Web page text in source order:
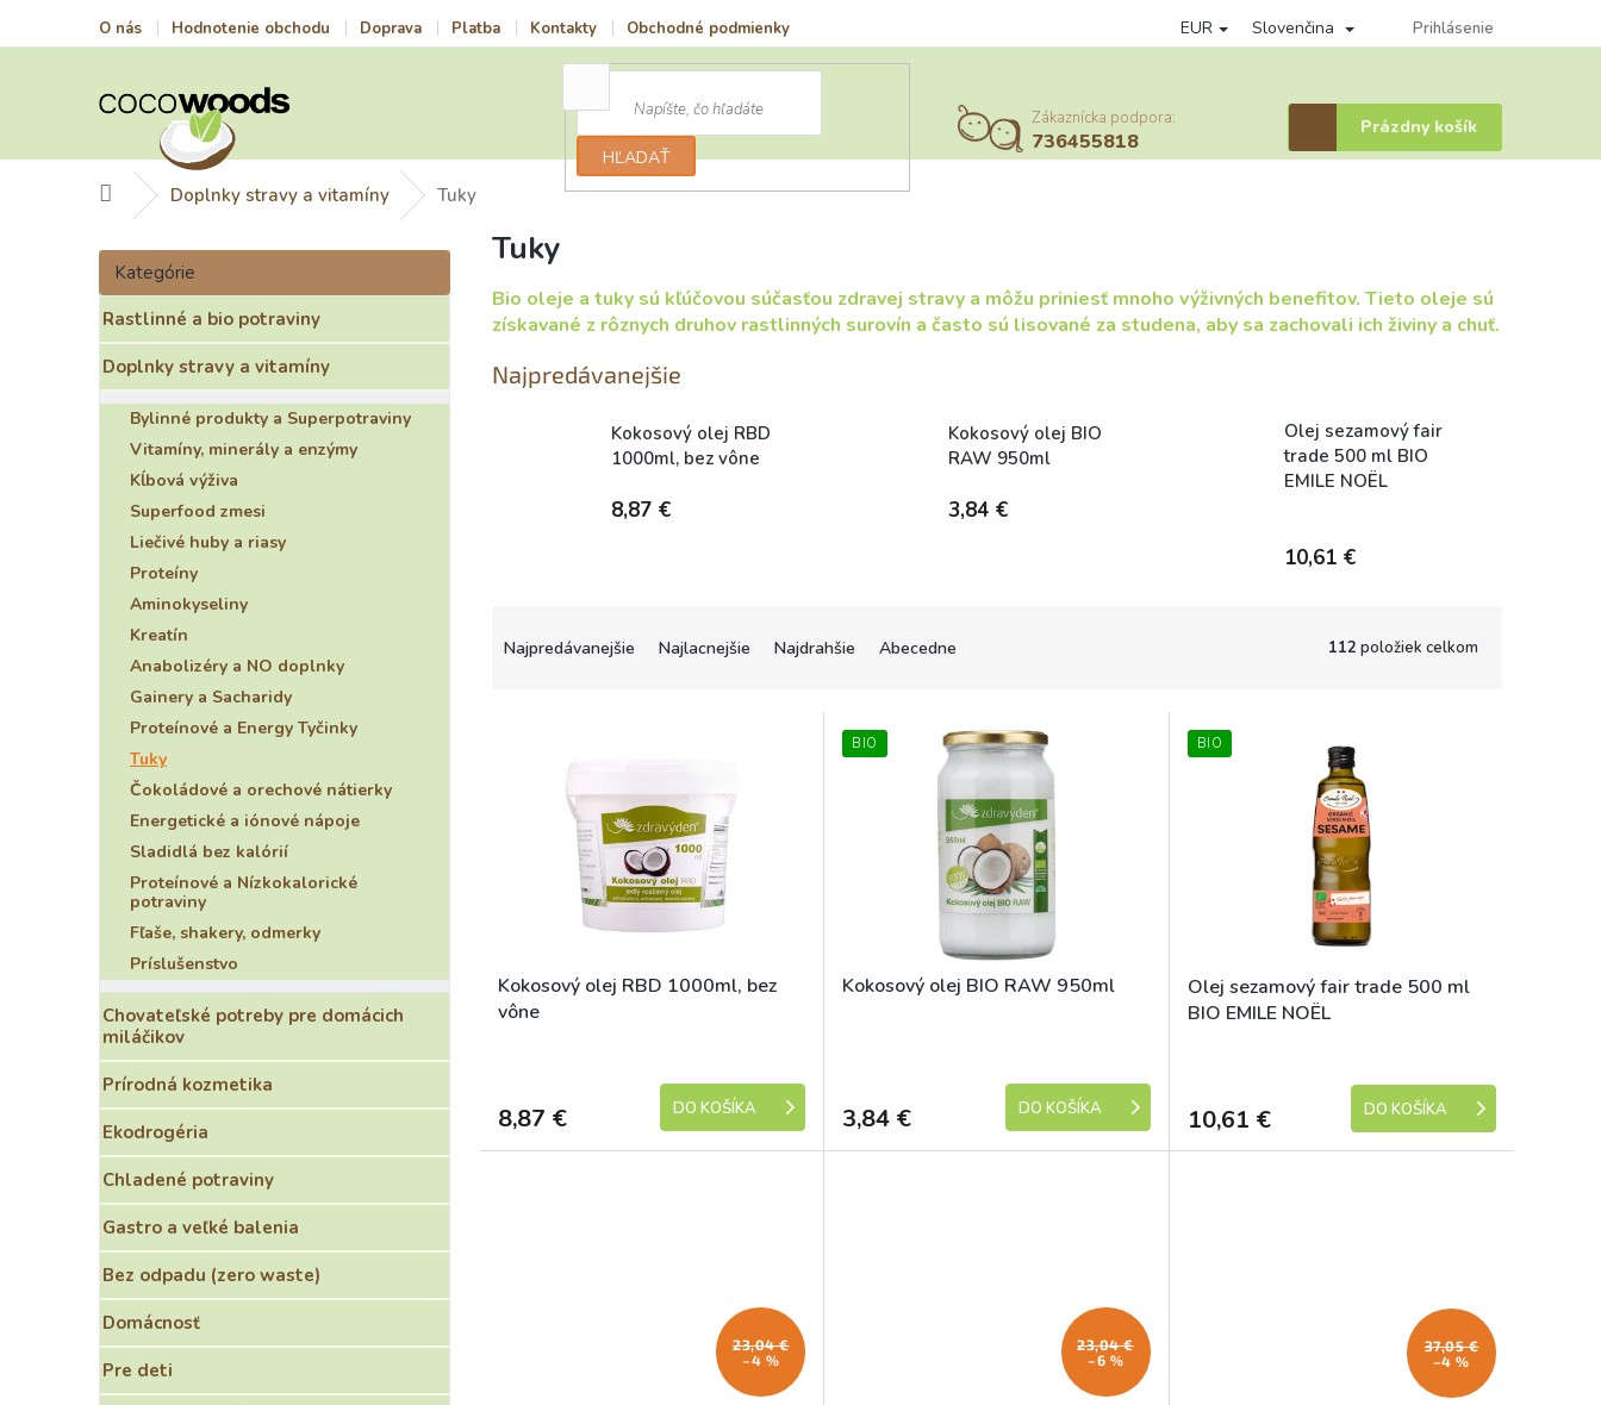
O nás Hodnotenie obchodu Doprava Platba Kontakty Obchodné podmienky Podmienky ochrany osobných údajov Vernostný program
EUR Slovenčina Prihlásenie
HĽADAŤ
Zákaznícka podpora:
736455818
Nákupný
košík
Prázdny košík
DomovDoplnky stravy a vitamíny Tuky
B
č
n
ý
p
a
Preskočiť
kategórie
Kategórie
Rastlinné a bio potraviny
Doplnky stravy a vitamíny
Bylinné produkty a Superpotraviny
Vitamíny, minerály a enzýmy
Kĺbová výživa
Superfood zmesi
Liečivé huby a riasy
Proteíny
Aminokyseliny
Kreatín
Anabolizéry a NO doplnky
Gainery a Sacharidy
Proteínové a Energy Tyčinky
Tuky
Čokoládové a orechové nátierky
Energetické a iónové nápoje
Sladidlá bez kalórií
Proteínové a Nízkokalorické
potraviny
Fľaše, shakery, odmerky
Príslušenstvo
Chovateľské potreby pre domácich
miláčikov
Prírodná kozmetika
Ekodrogéria
Chladené potraviny
Gastro a veľké balenia
Bez odpadu (zero waste)
Domácnosť
Pre deti
Tuky
Bio oleje a tuky sú kľúčovou súčasťou zdravej stravy a môžu priniesť mnoho výživných benefitov. Tieto oleje sú
získavané z rôznych druhov rastlinných surovín a často sú lisované za studena, aby sa zachovali ich živiny a chuť.
Najpredávanejšie
Kokosový olej RBD
1000ml, bez vône
8,87 €
Kokosový olej BIO
RAW 950ml
3,84 €
Olej sezamový fair
trade 500 ml BIO
EMILE NOËL
10,61 €
o
v
Najpredávanejšie Najlacnejšie Najdrahšie Abecedne 112 položiek celkom
k
t
Kokosový olej RBD 1000ml, bez
vône
8,87 € DO KOŠÍKA
BIO
Kokosový olej BIO RAW 950ml
3,84 € DO KOŠÍKA
BIO
Olej sezamový fair trade 500 ml
BIO EMILE NOËL
10,61 € DO KOŠÍKA
23,04 €
–4 %
23,04 €
–6 %
37,05 €
–4 %